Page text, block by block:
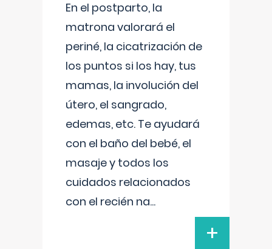
En el postparto, la
matrona valorará el
periné, la cicatrización de
los puntos si los hay, tus
mamas, la involución del
útero, el sangrado,
edemas, etc. Te ayudará
con el baño del bebé, el
masaje y todos los
cuidados relacionados
con el recién na...
+